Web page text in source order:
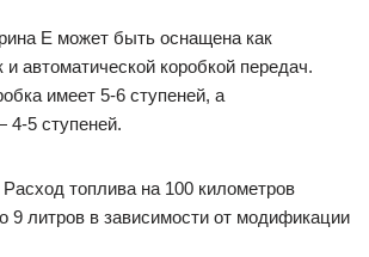
Е может быть оснащена как
и автоматической коробкой передач.
имеет 5-6 ступеней, а
4-5 ступеней.
Расход топлива на 100 километров
9 литров в зависимости от модификации